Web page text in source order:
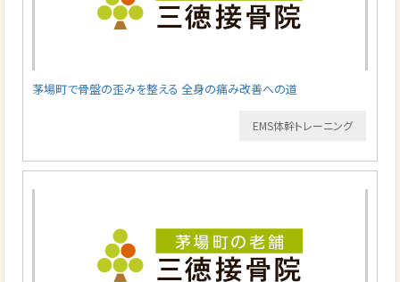
茅場町で骨盤の歪みを整える 全身の痛み改善への道
EMS体幹トレーニング